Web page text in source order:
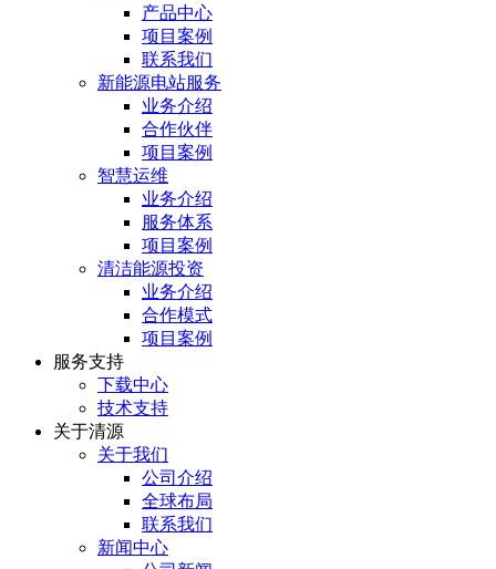
产品中心
项目案例
联系我们
新能源电站服务
业务介绍
合作伙伴
项目案例
智慧运维
业务介绍
服务体系
项目案例
清洁能源投资
业务介绍
合作模式
项目案例
服务⽀持
下载中心
技术支持
关于清源
关于我们
公司介绍
全球布局
联系我们
新闻中心